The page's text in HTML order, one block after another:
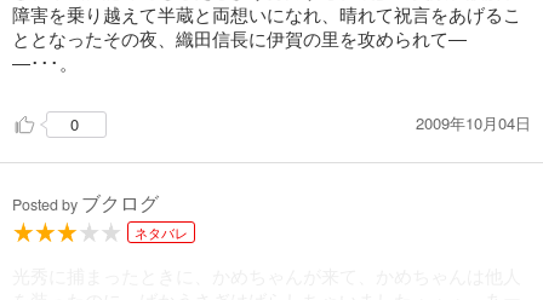
月のしっぽ 15
試し読み
障害を乗り越えて半蔵と両想いになれ、晴れて祝言をあげるこ
ととなったその夜、織田信長に伊賀の里を攻められて―
―･･･。
0 2009年10月04日
Posted by ブクログ
ネタバレ